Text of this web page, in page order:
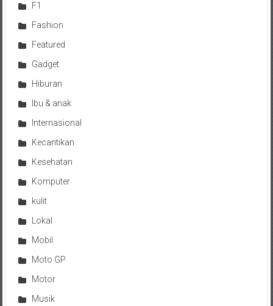
F1
Fashion
Featured
Gadget
Hiburan
Ibu & anak
Internasional
Kecantikan
Kesehatan
Komputer
kulit
Lokal
Mobil
Moto GP
Motor
Musik